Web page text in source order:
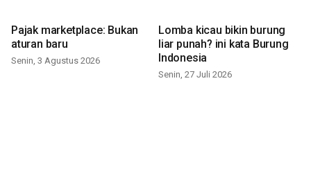
Pajak marketplace: Bukan
aturan baru
Senin, 3 Agustus 2026
Lomba kicau bikin burung
liar punah? ini kata Burung
Indonesia
Senin, 27 Juli 2026